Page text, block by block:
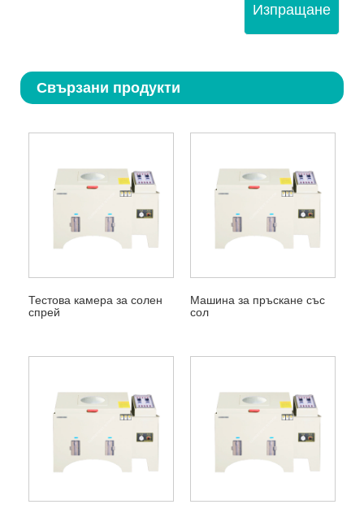
Изпращане
Свързани продукти
Тестова камера за солен
спрей
Машина за пръскане със
сол